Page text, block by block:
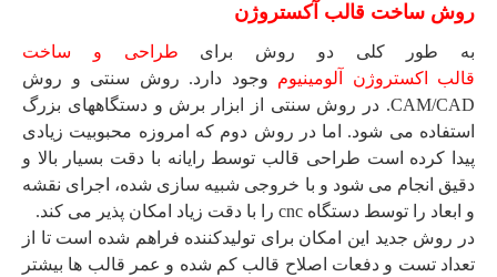
روش ساخت قالب آکستروژن
به طور کلی دو روش برای طراحی و ساخت
قالب اکستروژن آلومینیوم وجود دارد. روش سنتی و روش
CAM/CAD. در روش سنتی از ابزار برش و دستگاههای بزرگ
استفاده می شود. اما در روش دوم که امروزه محبوبیت زیادی
پیدا کرده است طراحی قالب توسط رایانه با دقت بسیار بالا و
دقیق انجام می شود و با خروجی شبیه سازی شده، اجرای نقشه
و ابعاد را توسط دستگاه cnc را با دقت زیاد امکان پذیر می کند.
در روش جدید این امکان برای تولیدکننده فراهم شده است تا از
تعداد تست و دفعات اصلاح قالب کم شده و عمر قالب ها بیشتر